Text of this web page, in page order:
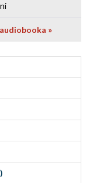
»